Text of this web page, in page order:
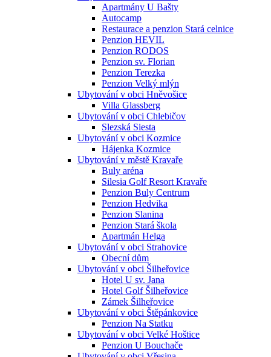
Apartmány U Bašty
Autocamp
Restaurace a penzion Stará celnice
Penzion HEVIL
Penzion RODOS
Penzion sv. Florian
Penzion Terezka
Penzion Velký mlýn
Ubytování v obci Hněvošice
Villa Glassberg
Ubytování v obci Chlebičov
Slezská Siesta
Ubytování v obci Kozmice
Hájenka Kozmice
Ubytování v městě Kravaře
Buly aréna
Silesia Golf Resort Kravaře
Penzion Buly Centrum
Penzion Hedvika
Penzion Slanina
Penzion Stará škola
Apartmán Helga
Ubytování v obci Strahovice
Obecní dům
Ubytování v obci Šilheřovice
Hotel U sv. Jana
Hotel Golf Šilheřovice
Zámek Šilheřovice
Ubytování v obci Štěpánkovice
Penzion Na Statku
Ubytování v obci Velké Hoštice
Penzion U Bouchače